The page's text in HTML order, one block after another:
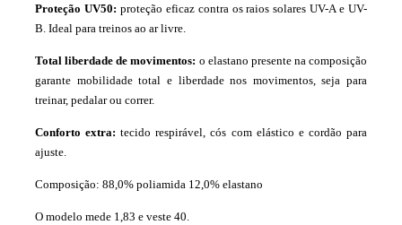
Proteção UV50: proteção eficaz contra os raios solares UV-A e UV-
B. Ideal para treinos ao ar livre.
Total liberdade de movimentos: o elastano presente na composição
garante mobilidade total e liberdade nos movimentos, seja para
treinar, pedalar ou correr.
Conforto extra: tecido respirável, cós com elástico e cordão para
ajuste.
Composição: 88,0% poliamida 12,0% elastano
O modelo mede 1,83 e veste 40.